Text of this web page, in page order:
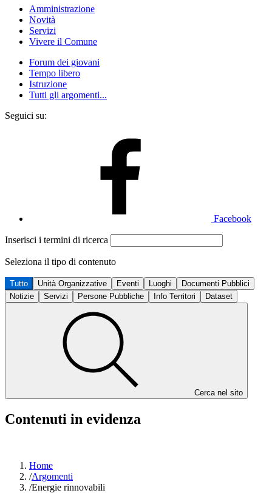
Amministrazione
Novità
Servizi
Vivere il Comune
Forum dei giovani
Tempo libero
Istruzione
Tutti gli argomenti...
Seguici su:
Facebook
Inserisci i termini di ricerca
Seleziona il tipo di contenuto
Tutto Unità Organizzative Eventi Luoghi
Documenti Pubblici
Notizie
Servizi Persone Pubbliche Info Territori Dataset
Cerca nel sito
Contenuti in evidenza
Home
/Argomenti
/Energie rinnovabili